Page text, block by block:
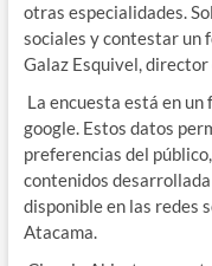
otras especialidades.
sociales y contestar un
Galaz Esquivel,
La encuesta está en
google. Estos datos
preferencias del
contenidos
disponible en las redes
Atacama.